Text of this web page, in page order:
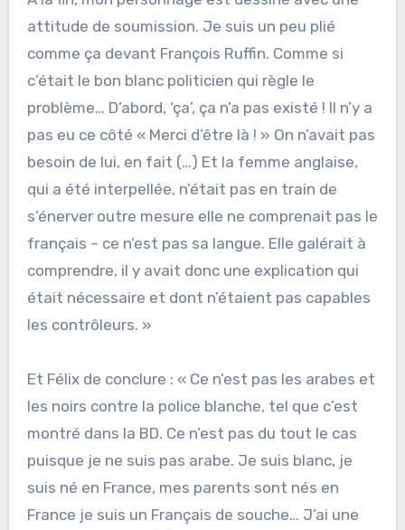
attitude de soumission. Je suis un peu plié
comme ça devant François Ruffin. Comme si
c’était le bon blanc politicien qui règle le
problème… D’abord, ‘ça’, ça n’a pas existé ! Il n’y a
pas eu ce côté « Merci d’être là ! » On n’avait pas
besoin de lui, en fait (…) Et la femme anglaise,
qui a été interpellée, n’était pas en train de
s’énerver outre mesure elle ne comprenait pas le
français – ce n’est pas sa langue. Elle galérait à
comprendre, il y avait donc une explication qui
était nécessaire et dont n’étaient pas capables
les contrôleurs. »
Et Félix de conclure : « Ce n’est pas les arabes et
les noirs contre la police blanche, tel que c’est
montré dans la BD. Ce n’est pas du tout le cas
puisque je ne suis pas arabe. Je suis blanc, je
suis né en France, mes parents sont nés en
France je suis un Français de souche… J’ai une